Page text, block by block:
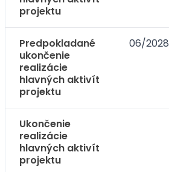
projektu
Predpokladané
ukončenie
realizácie
hlavných aktivít
projektu
06/2028
Ukončenie
realizácie
hlavných aktivít
projektu